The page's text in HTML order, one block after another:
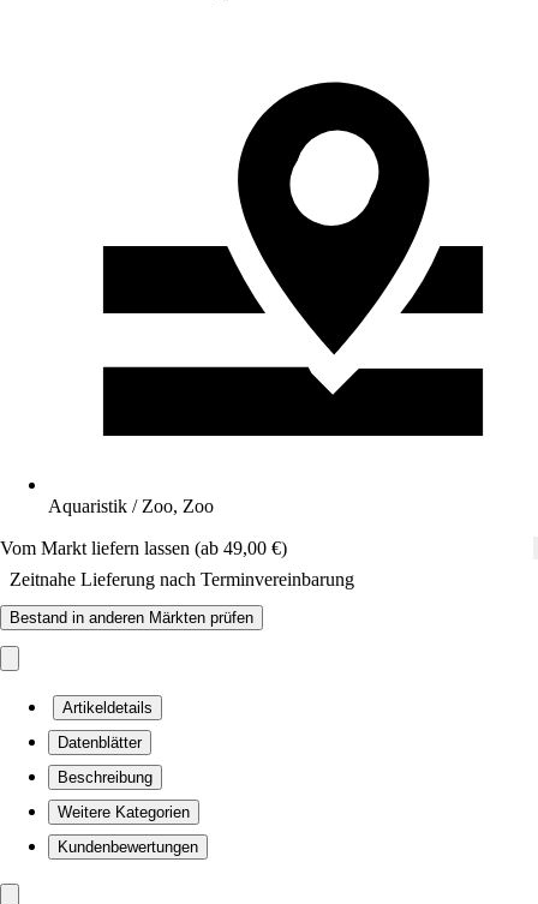
Aquaristik / Zoo, Zoo
Vom Markt liefern lassen (ab 49,00 €)
Zeitnahe Lieferung nach Terminvereinbarung
Bestand in anderen Märkten prüfen
Artikeldetails
Datenblätter
Beschreibung
Weitere Kategorien
Kundenbewertungen